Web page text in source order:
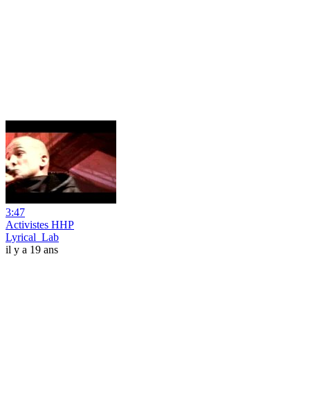
3:47
Activistes HHP
Lyrical_Lab
il y a 19 ans